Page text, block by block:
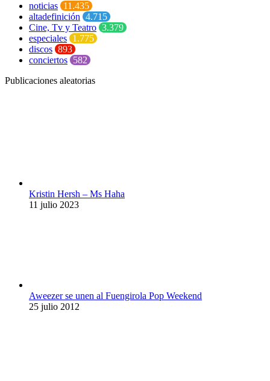
noticias 11.435
altadefinición 4.715
Cine, Tv y Teatro 3.379
especiales 1.775
discos 893
conciertos 582
Publicaciones aleatorias
Kristin Hersh – Ms Haha
11 julio 2023
Aweezer se unen al Fuengirola Pop Weekend
25 julio 2012